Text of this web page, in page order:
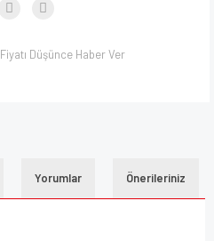
Fiyatı Düşünce Haber Ver
Yorumlar Önerileriniz